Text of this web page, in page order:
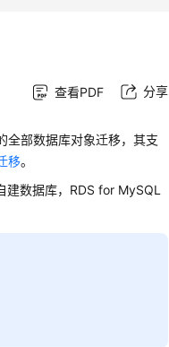
查看PDF 分享
全部数据库对象迁移，其支
移。
数据库，RDS for MySQL